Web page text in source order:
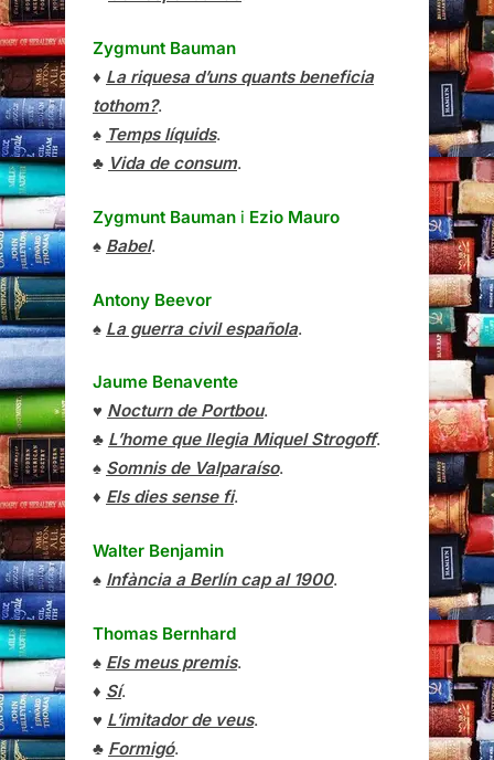
Zygmunt Bauman
♦ La riquesa d’uns quants beneficia
tothom?.
♠ Temps líquids.
♣ Vida de consum.
Zygmunt Bauman i Ezio Mauro
♠ Babel.
Antony Beevor
♠ La guerra civil española.
Jaume Benavente
♥ Nocturn de Portbou.
♣ L’home que llegia Miquel Strogoff.
♠ Somnis de Valparaíso.
♦ Els dies sense fi.
Walter Benjamin
♠ Infància a Berlín cap al 1900.
Thomas Bernhard
♠ Els meus premis.
♦ Sí.
♥ L’imitador de veus.
♣ Formigó.